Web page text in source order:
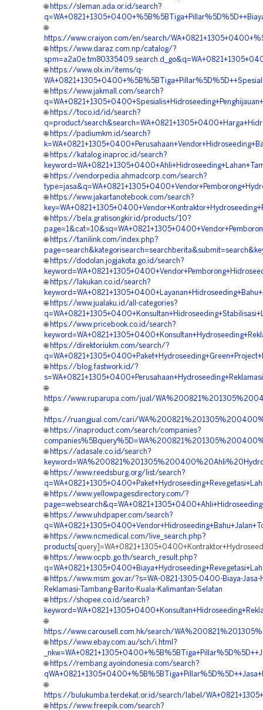
🌐 https://sleman.ada.or.id/search?
🌐
https://www.craiyon.com/en/search/
🌐 https://www.daraz.com.np/catalog/?
🌐 https://www.olx.in/items/q-
🌐 https://www.jakmall.com/search?
🌐 https://toco.id/id/search?
q=product/
🌐 https://padiumkm.id/search?
🌐 https://katalog.inaproc.id/search?
🌐 https://vendorpedia.ahmadcorp.com/search?
🌐 https://www.jakartanotebook.com/search?
🌐 https://bela.gratisongkir.id/products/10?
🌐 https://tanilink.com/index.php?
🌐 https://dodolan.jogjakota.go.id/search?
🌐 https://lakukan.co.id/search?
🌐 https://www.jualaku.id/all-categories?
🌐 https://www.pricebook.co.id/search?
🌐 https://direktoriukm.com/search/?
🌐 https://blog.fastwork.id/?
🌐
https://www.ruparupa.com/jual/
🌐
https://ruangjual.com/cari/
🌐 https://inaproduct.com/search/companies?
🌐 https://adasale.co.id/search?
🌐 https://www.reedsburg.org/list/search?
🌐 https://www.yellowpagesdirectory.com/?
🌐 https://www.uhdpaper.com/search?
🌐 https://www.ncmedical.com/live_search.php?
products
🌐 https://www.ocpb.go.th/search_result.php?
🌐 https://www.msm.gov.ar/?s=WA-0821-1305-0400-Biaya-Jasa-
Reklamasi-Tambang-Barito-Kuala-Kalimantan-Selatan
🌐 https://shopee.co.id/search?
🌐
https://www.carousell.com.hk/search/
🌐 https://www.ebay.com.au/sch/i.html?
🌐 https://rembang.ayoindonesia.com/search?
🌐
https://bulukumba.terdekat.or.id/search/label/
🌐 https://www.freepik.com/search?